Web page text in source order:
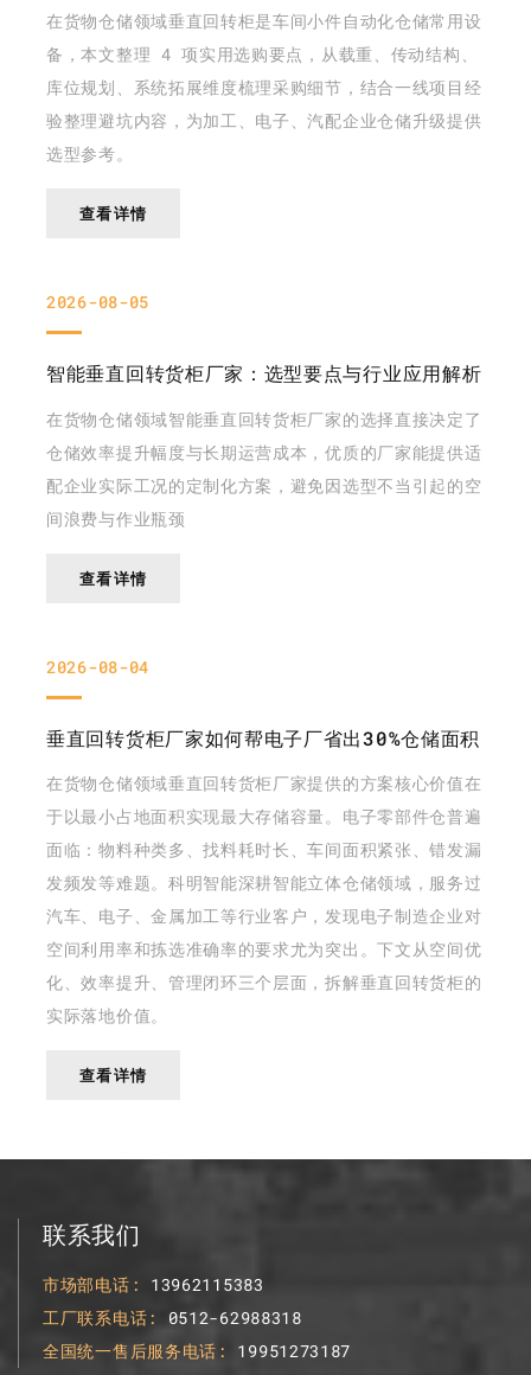
在货物仓储领域垂直回转柜是车间小件自动化仓储常用设
备，本文整理 4 项实用选购要点，从载重、传动结构、
库位规划、系统拓展维度梳理采购细节，结合一线项目经
验整理避坑内容，为加工、电子、汽配企业仓储升级提供
选型参考。
查看详情
2026-08-05
智能垂直回转货柜厂家：选型要点与行业应用解析
在货物仓储领域智能垂直回转货柜厂家的选择直接决定了
仓储效率提升幅度与长期运营成本，优质的厂家能提供适
配企业实际工况的定制化方案，避免因选型不当引起的空
间浪费与作业瓶颈
查看详情
2026-08-04
垂直回转货柜厂家如何帮电子厂省出30%仓储面积
在货物仓储领域垂直回转货柜厂家提供的方案核心价值在
于以最小占地面积实现最大存储容量。电子零部件仓普遍
面临：物料种类多、找料耗时长、车间面积紧张、错发漏
发频发等难题。科明智能深耕智能立体仓储领域，服务过
汽车、电子、金属加工等行业客户，发现电子制造企业对
空间利用率和拣选准确率的要求尤为突出。下文从空间优
化、效率提升、管理闭环三个层面，拆解垂直回转货柜的
实际落地价值。
查看详情
联系我们
市场部电话
13962115383
工厂联系电话
0512-62988318
全国统一售后服务电话
19951273187